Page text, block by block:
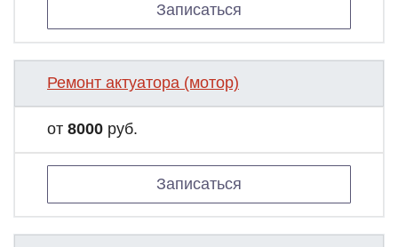
Записаться
Ремонт актуатора (мотор)
от 8000 руб.
Записаться